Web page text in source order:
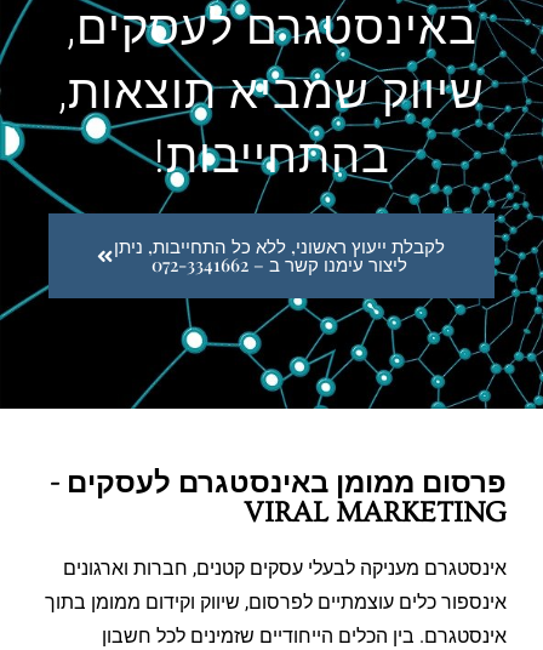
באינסטגרם לעסקים,
שיווק שמביא תוצאות,
בהתחייבות!
לקבלת ייעוץ ראשוני, ללא כל התחייבות, ניתן
ליצור עימנו קשר ב – 072-3341662
פרסום ממומן באינסטגרם לעסקים -
VIRAL MARKETING
אינסטגרם מעניקה לבעלי עסקים קטנים, חברות וארגונים
אינספור כלים עוצמתיים לפרסום, שיווק וקידום ממומן בתוך
אינסטגרם. בין הכלים הייחודיים שזמינים לכל חשבון